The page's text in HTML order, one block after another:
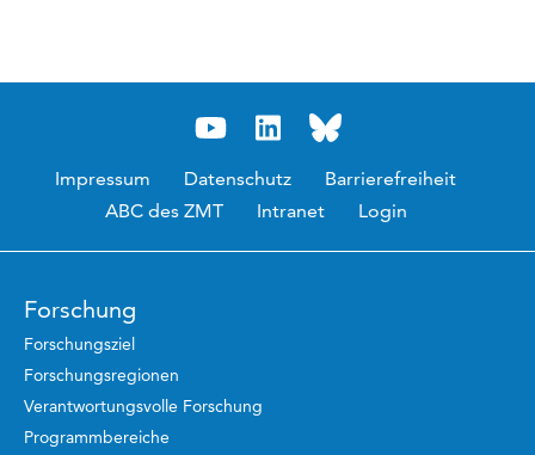
Impressum Datenschutz
Barrierefreiheit
ABC des ZMT
Intranet Login
Forschung
Forschungsziel
Forschungsregionen
Verantwortungsvolle Forschung
Programmbereiche